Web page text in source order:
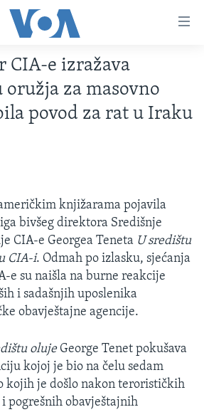
DRŽAVE
CIA-e izražava
oružja za masovno
povod za rat u Iraku
knjižarama pojavila
bivšeg direktora Središnje
CIA-e Georgea Teneta U središtu
CIA-i. Odmah po izlasku, sjećanja
e su naišla na burne reakcije
i sadašnjih uposlenika
obavještajne agencije.
olujeGeorge Tenet pokušava
kojoj je bio na čelu sedam
kojih je došlo nakon terorističkih
i pogrešnih obavještajnih